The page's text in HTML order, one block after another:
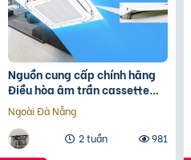
Nguồn cung cấp chính hãng
Điều hòa âm trần cassette
DAIKIN FCFC40 giá siêu tốt
tại Thủ Đức
Ngoài Đà Nẵng
2 tuần
981